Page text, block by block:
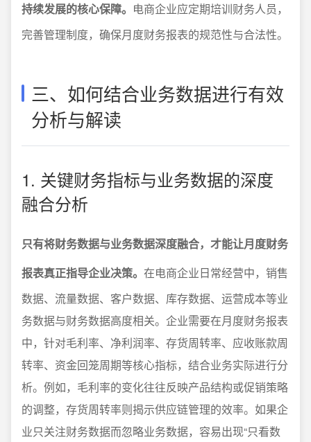
持续发展的核心保障。 电商企业应定期培训财务人员，
完善管理制度，确保月度财务报表的规范性与合法性。
三、如何结合业务数据进行有效
分析与解读
1. 关键财务指标与业务数据的深度
融合分析
只有将财务数据与业务数据深度融合，才能让月度财务
报表真正指导企业决策。 在电商企业日常经营中，销售
数据、流量数据、客户数据、库存数据、运营成本等业
务数据与财务数据高度相关。企业需要在月度财务报表
中，针对毛利率、净利润率、存货周转率、应收账款周
转率、资金回笼周期等核心指标，结合业务实际进行分
析。例如，毛利率的变化往往反映产品结构或促销策略
的调整，存货周转率则揭示供应链管理的效率。如果企
业只关注财务数据而忽略业务数据，容易出现“只看数